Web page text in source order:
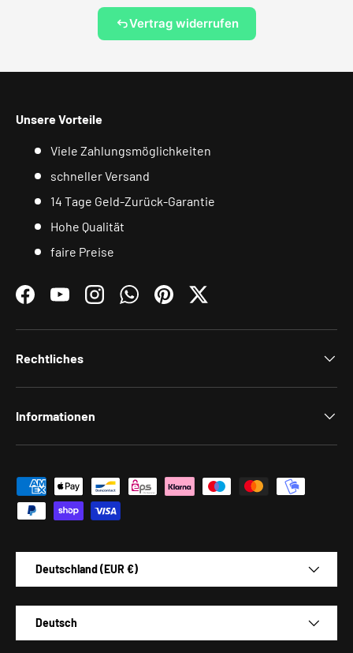
Vertrag widerrufen
Unsere Vorteile
Viele Zahlungsmöglichkeiten
schneller Versand
14 Tage Geld-Zurück-Garantie
Hohe Qualität
faire Preise
FacebookYouTubeInstagramWhatsAppPinterestTwitter
Rechtliches
Informationen
Zahlungsmethoden
Deutschland (EUR €)
Deutsch